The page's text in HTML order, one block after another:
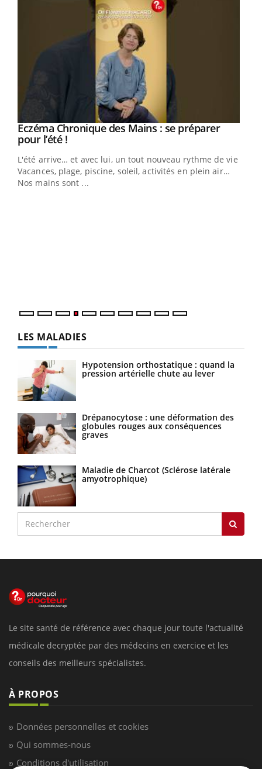
Youtube
Eczéma Chronique des Mains : se préparer
pour l’été !Youtube
L'été arrive… et avec lui, un tout nouveau rythme de vie !
Vacances, plage, piscine, soleil, activités en plein air…
Nos mains sont ...
LES MALADIES
Hypotension orthostatique : quand la
pression artérielle chute au lever
Drépanocytose : une déformation des
globules rouges aux conséquences
graves
Maladie de Charcot (Sclérose latérale
amyotrophique)
Le site santé de référence avec chaque jour toute l'actualité
médicale decryptée par des médecins en exercice et les
conseils des meilleurs spécialistes.
À PROPOS
Données personnelles et cookies
Qui sommes-nous
Conditions d'utilisation